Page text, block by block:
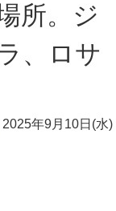
所。ジ
、ロサ
2025年9月10日(水)